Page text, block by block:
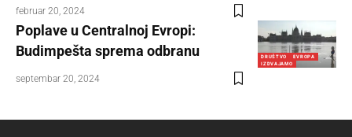
februar 20, 2024
DRUŠTVO
EVROPA
IZDVAJAMO
Poplave u Centralnoj Evropi:
Budimpešta sprema odbranu
septembar 20, 2024